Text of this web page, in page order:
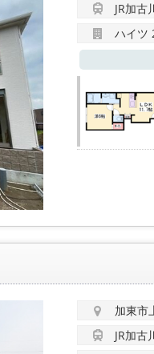
JR加
ハイツ
加東市
JR加古